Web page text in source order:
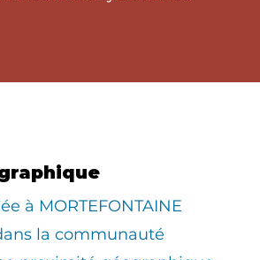
à MORTEFONTAINE
la communauté